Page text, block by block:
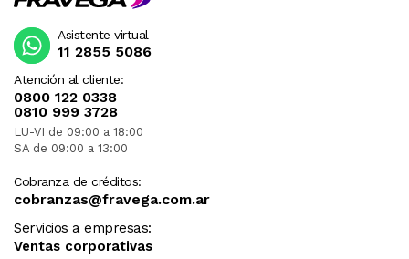
Atención al cliente:
0800 122 0338
0810 999 3728
LU-VI de 09:00 a 18:00
SA de 09:00 a 13:00
Cobranza de créditos:
cobranzas@fravega.com.ar
Servicios a empresas:
Ventas corporativas
Asistente virtual
11 2855 5086